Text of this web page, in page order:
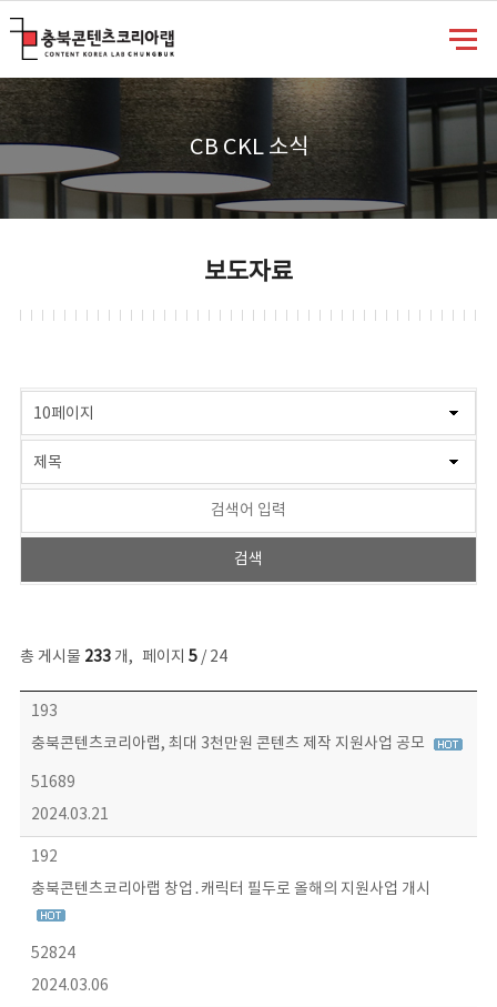
CB CKL 소식
보도자료
총 게시물 233개, 페이지 5/ 24
보도자료 목록 - 번호, 제목, 작성자, 파일, 조회수, 작성일 정보 제공
193
충북콘텐츠코리아랩, 최대 3천만원 콘텐츠 제작 지원사업 공모
51689
2024.03.21
192
충북콘텐츠코리아랩 창업․캐릭터 필두로 올해의 지원사업 개시
52824
2024.03.06